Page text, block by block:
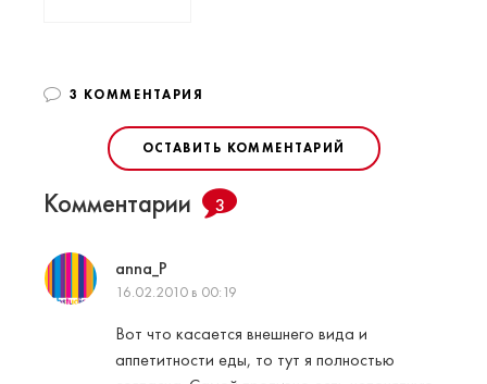
3 КОММЕНТАРИЯ
ОСТАВИТЬ КОММЕНТАРИЙ
Комментарии 3
anna_P
16.02.2010 в 00:19
Вот что касается внешнего вида и
аппетитности еды, то тут я полностью